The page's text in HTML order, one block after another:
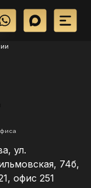
ул.
74б,
офис 251